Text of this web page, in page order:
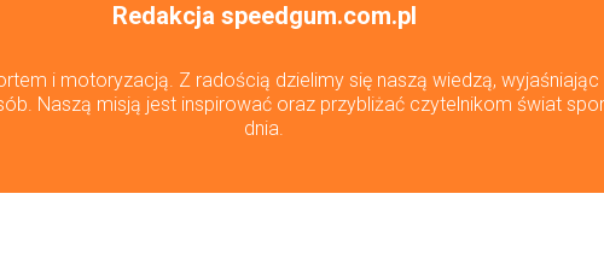
Redakcja speedgum.com.pl
i motoryzacją. Z radością dzielimy się naszą wiedzą, wyjaśniając
Naszą misją jest inspirować oraz przybliżać czytelnikom świat
dnia.